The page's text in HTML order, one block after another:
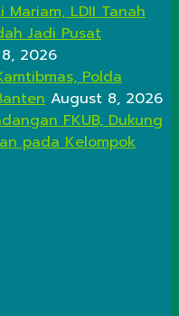
Mariam, LDII Tanah
Jadi Pusat
2026
Polda
August 8, 2026
FKUB, Dukung
pada Kelompok